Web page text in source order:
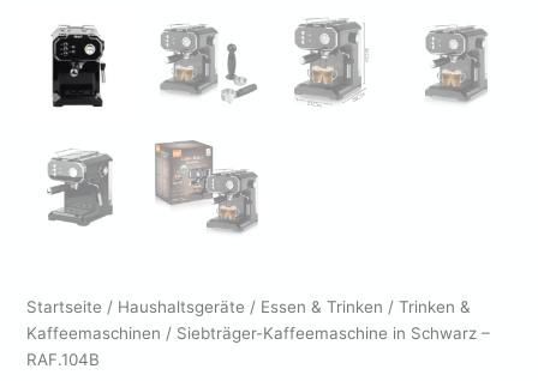
Startseite / Haushaltsgeräte / Essen & Trinken /Trinken &
Kaffeemaschinen / Siebträger-Kaffeemaschine in Schwarz –
RAF.104B